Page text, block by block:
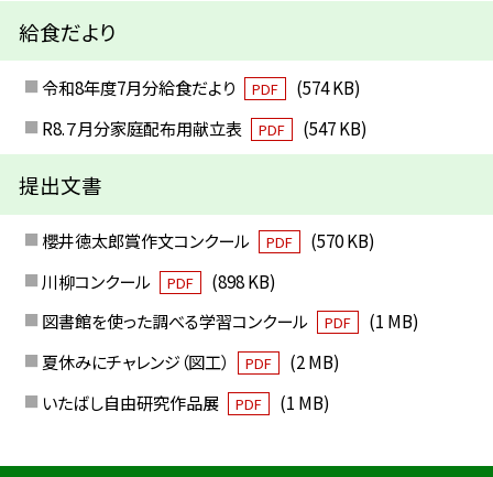
給食だより
令和8年度7月分給食だより PDF
(574 KB)
R8.７月分家庭配布用献立表
PDF (547 KB)
提出文書
櫻井徳太郎賞作文コンクール PDF
(570 KB)
川柳コンクール
PDF
(898 KB)
図書館を使った調べる学習コンクール
PDF
(1 MB)
夏休みにチャレンジ（図工）
PDF
(2 MB)
いたばし自由研究作品展
PDF (1 MB)